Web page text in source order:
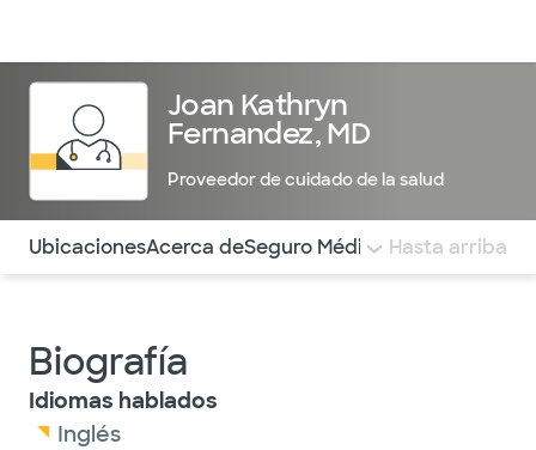
Joan Kathryn
Fernandez, MD
Proveedor de cuidado de la salud
Utilice esta navegación para saltar rápidamente a
UbicacionesAcerca deSeguro Médico COMENTARIOS
Hasta arriba
Biografía
Idiomas hablados
Inglés